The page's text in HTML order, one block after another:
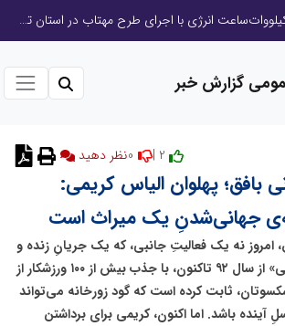
احصای ۱۲۵ میلیون کیلووات‌ساعت انرژی با اجرای طرح مهتاب در استان تهران/ ۷ ترانسفورماتور غیرمجاز شناسایی و جمع‌آوری شد
گزارش خبر
نظر دهید
بافق؛ پهلوان الیاس کریمی:
جهانی‌شدنِ یک میراث است
امروز نه یک فعالیتِ جانبی، که یک جریانِ زنده و
پویاست. «الیاس کریمی» از سال ۹۲ تاکنون، با جذب بیش از ۱۰۰ ورزشکار از
تا پیشکسوتان، ثابت کرده است که گود زورخانه می‌تواند
باشد. اما اکنون، کریمی برای برداشتن